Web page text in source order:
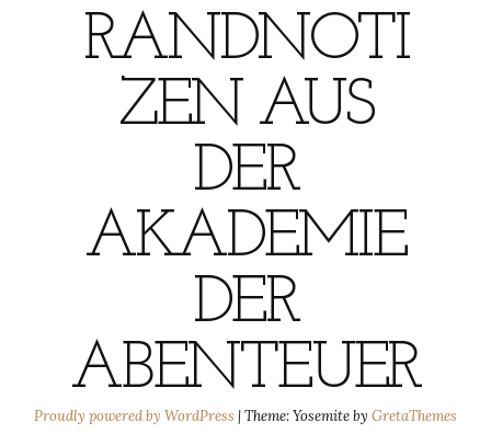
RANDNOTI
ZEN AUS
DER
AKADEMIE
DER
ABENTEUER
Proudly powered by WordPress |Theme: Yosemite by GretaThemes